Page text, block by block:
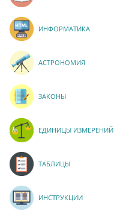
ИНФОРМАТИКА
АСТРОНОМИЯ
ЗАКОНЫ
ЕДИНИЦЫ ИЗМЕРЕНИЙ
ТАБЛИЦЫ
ИНСТРУКЦИИ